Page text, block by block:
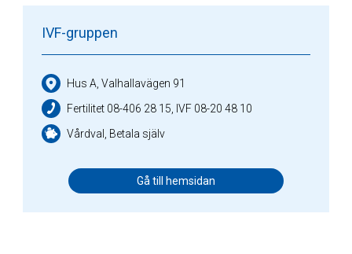
IVF-gruppen
Hus A, Valhallavägen 91
Fertilitet 08-406 28 15, IVF 08-20 48 10
Vårdval, Betala själv
Gå till hemsidan